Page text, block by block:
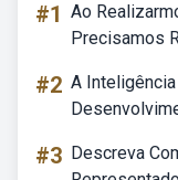
#1 Ao
Precisamos
#2 A
#3 Descreva